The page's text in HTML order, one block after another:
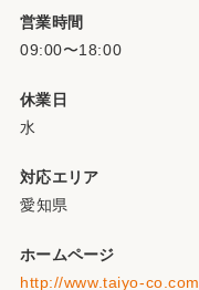
営業時間
09:00〜18:00
休業日
水
対応エリア
愛知県
ホームページ
http://www.taiyo-co.com